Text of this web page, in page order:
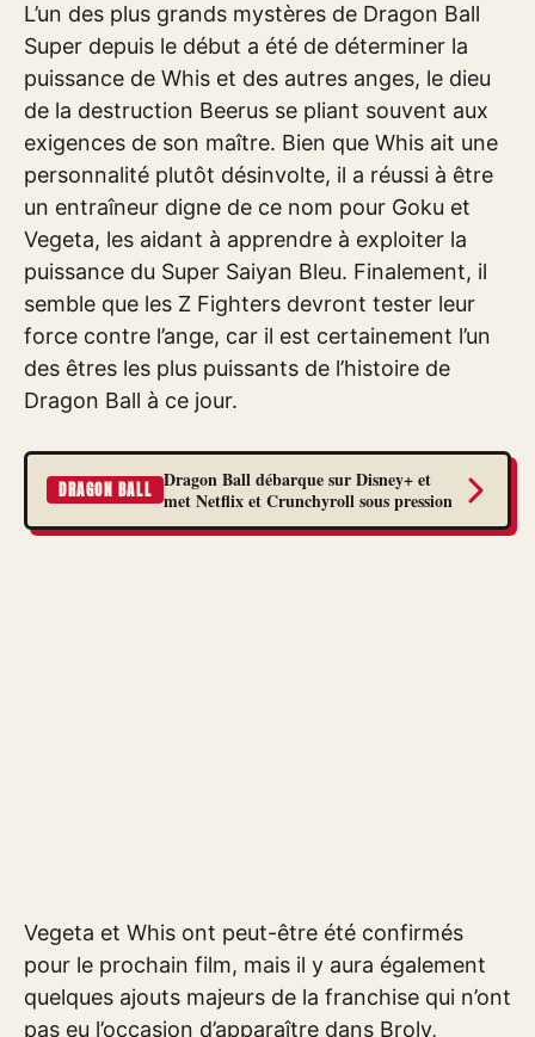
L’un des plus grands mystères de Dragon Ball
Super depuis le début a été de déterminer la
puissance de Whis et des autres anges, le dieu
de la destruction Beerus se pliant souvent aux
exigences de son maître. Bien que Whis ait une
personnalité plutôt désinvolte, il a réussi à être
un entraîneur digne de ce nom pour Goku et
Vegeta, les aidant à apprendre à exploiter la
puissance du Super Saiyan Bleu. Finalement, il
semble que les Z Fighters devront tester leur
force contre l’ange, car il est certainement l’un
des êtres les plus puissants de l’histoire de
Dragon Ball à ce jour.
DRAGON BALL Dragon Ball débarque sur Disney+ et
met Netflix et Crunchyroll sous pression
Vegeta et Whis ont peut-être été confirmés
pour le prochain film, mais il y aura également
quelques ajouts majeurs de la franchise qui n’ont
pas eu l’occasion d’apparaître dans Broly,